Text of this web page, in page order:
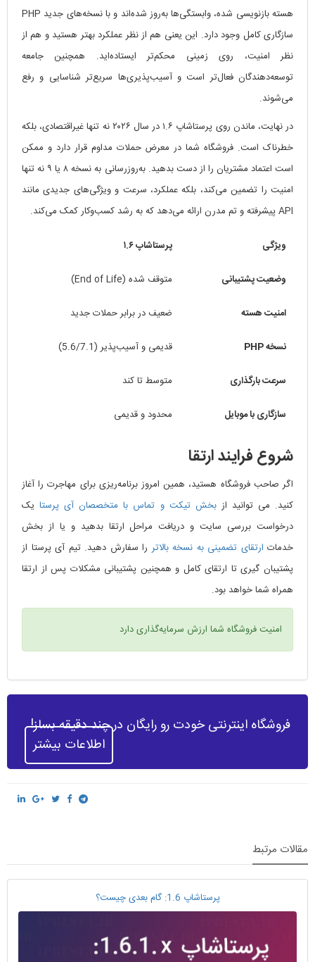
هسته بازنویسی شده، وابستگی‌ها به‌روز شده‌اند و با نسخه‌های جدید PHP
سازگاری کامل وجود دارد. این یعنی هم از نظر عملکرد بهتر هستید و هم از
نظر امنیت، روی زمینی محکم‌تر ایستاده‌اید. همچنین جامعه
توسعه‌دهندگان فعال‌تر است و آسیب‌پذیری‌ها سریع‌تر شناسایی و رفع
می‌شوند.
در نهایت، ماندن روی پرستاشاپ ۱.۶ در سال ۲۰۲۶ نه تنها غیراقتصادی، بلکه
خطرناک است. فروشگاه شما در معرض حملات مداوم قرار دارد و ممکن
است اعتماد مشتریان را از دست بدهید. به‌روزرسانی به نسخه ۸ یا ۹ نه تنها
امنیت را تضمین می‌کند، بلکه عملکرد، سرعت و ویژگی‌های جدیدی مانند
API پیشرفته و تم مدرن ارائه می‌دهد که به رشد کسب‌وکار کمک می‌کند.
ویژگی پرستاشاپ ۱.۶
وضعیت پشتیبانی متوقف شده (End of Life)
امنیت هسته ضعیف در برابر حملات جدید
نسخه PHP قدیمی و آسیب‌پذیر (5.6/7.1)
سرعت بارگذاری متوسط تا کند
سازگاری با موبایل محدود و قدیمی
شروع فرایند ارتقا
اگر صاحب فروشگاه هستید، همین امروز برنامه‌ریزی برای مهاجرت را آغاز
کنید. می توانید ازبخش تیکت و تماس با متخصصان آی پرستایک
درخواست بررسی سایت و دریافت مراحل ارتقا بدهید و یا از بخش
خدمات ارتقای تضمینی به نسخه بالاتر را سفارش دهید. تیم آی پرستا از
پشتیبان گیری تا ارتقای کامل و همچنین پشتیبانی مشکلات پس از ارتقا
همراه شما خواهد بود.
امنیت فروشگاه شما ارزش سرمایه‌گذاری دارد
فروشگاه اینترنتی خودت رو رایگان در چند دقیقه بساز!
اطلاعات بیشتر
مقالات مرتبط
پرستاشاپ 1.6: گام بعدی چیست؟